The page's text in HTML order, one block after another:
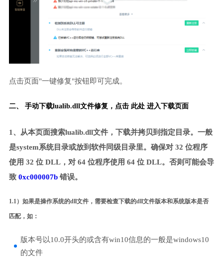
点击页面"一键修复"按钮即可完成。
二、 手动下载lualib.dll文件修复， 点击 此处 进入下载页面
1、从本页面搜索lualib.dll文件，下载并拷贝到指定目录。一般
是system系统目录或放到软件同级目录里。确保对 32 位程序
使用 32 位 DLL，对 64 位程序使用 64 位 DLL。否则可能会导
致 0xc000007b错误。
1.1）如果是操作系统的dll文件，需要检查下载的dll文件版本和系统版本是否
匹配，如：
版本号以10.0开头的或含有win10信息的一般是windows10
的文件